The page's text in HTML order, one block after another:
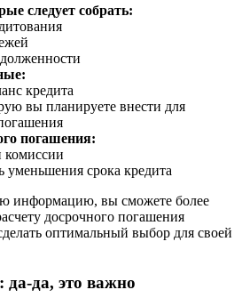
следует собрать:
кредита
вы планируете внести для
погашения:
уменьшения срока кредита
информацию, вы сможете более
досрочного погашения
оптимальный выбор для своей
да, это важно